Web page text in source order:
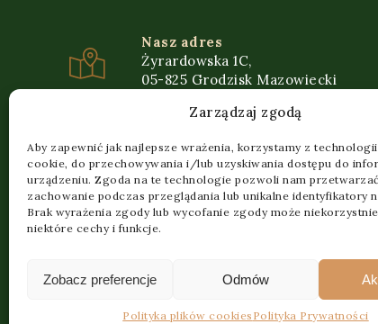
Zarządzaj zgodą
Aby zapewnić jak najlepsze wrażenia, korzystamy z
cookie, do przechowywania i/lub uzyskiwania dostępu do
urządzeniu. Zgoda na te technologie pozwoli nam
zachowanie podczas przeglądania lub unikalne identyfikatory
Brak wyrażenia zgody lub wycofanie zgody może niekorzystnie
niektóre cechy i funkcje.
Odmów
Zobacz preferencje
Polityka plików cookies Polityka Prywatności
Nasz adres
Żyrardowska 1C,
05-825 Grodzisk Mazowiecki
+48 22 792 00 31
Wyceny